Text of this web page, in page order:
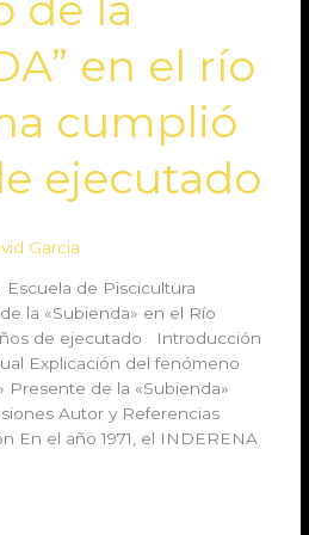
en el río
cumplió
ejecutado
Garcia
de Piscicultura
la «Subienda» en el Río
de ejecutado Introducción
Explicación del fenómeno
Presente de la «Subienda»
Autor y Referencias
En el año 1971, el INDERENA